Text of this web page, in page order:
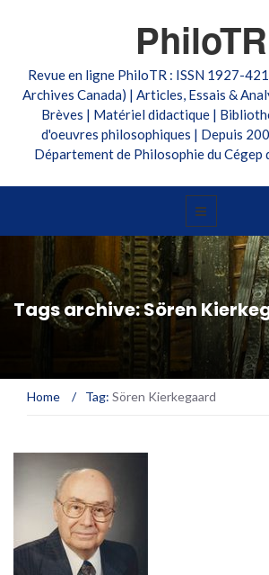
PhiloTR
Revue en ligne PhiloTR : ISSN 1927-
Archives Canada) | Articles, Essais &
Brèves | Matériel didactique |
d'oeuvres philosophiques | Depuis
Département de Philosophie du Cégep
Tags archive: Sören
Home / Tag: Sören Kierkegaard